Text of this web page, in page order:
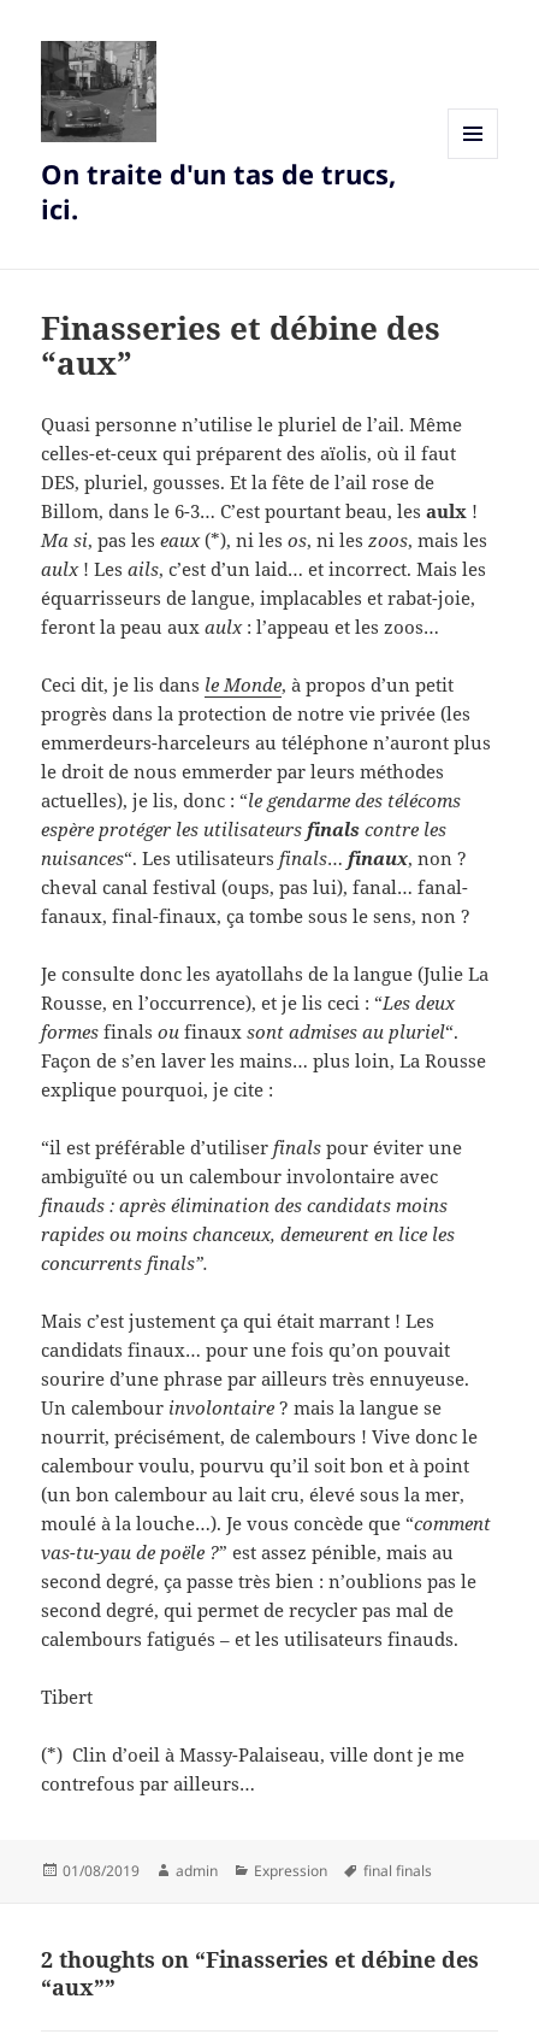
On traite d'un tas de trucs,
ici.
Finasseries et débine des
“aux”
Quasi personne n’utilise le pluriel de l’ail. Même
celles-et-ceux qui préparent des aïolis, où il faut
DES, pluriel, gousses. Et la fête de l’ail rose de
Billom, dans le 6-3… C’est pourtant beau, lesaulx !
Ma si, pas leseaux(*), ni lesos, ni leszoos, mais les
aulx! Lesails, c’est d’un laid… et incorrect. Mais les
équarrisseurs de langue, implacables et rabat-joie,
feront la peau auxaulx: l’appeau et les zoos…
Ceci dit, je lis dans le Monde, à propos d’un petit
progrès dans la protection de notre vie privée (les
emmerdeurs-harceleurs au téléphone n’auront plus
le droit de nous emmerder par leurs méthodes
actuelles), je lis, donc : “le gendarme des télécoms
espère protéger les utilisateursfinals contre les
nuisances“. Les utilisateursfinals…finaux, non ?
cheval canal festival (oups, pas lui), fanal… fanal-
fanaux, final-finaux, ça tombe sous le sens, non ?
Je consulte donc les ayatollahs de la langue (Julie La
Rousse, en l’occurrence), et je lis ceci : “Les deux
formesfinalsoufinauxsont admises au pluriel“.
Façon de s’en laver les mains… plus loin, La Rousse
explique pourquoi, je cite :
“il est préférable d’utiliserfinals pour éviter une
ambiguïté ou un calembour involontaire avec
finauds : après élimination des candidats moins
rapides ou moins chanceux, demeurent en lice les
concurrents finals”.
Mais c’est justement ça qui était marrant ! Les
candidats finaux… pour une fois qu’on pouvait
sourire d’une phrase par ailleurs très ennuyeuse.
Un calembour involontaire ? mais la langue se
nourrit, précisément, de calembours ! Vive donc le
calembour voulu, pourvu qu’il soit bon et à point
(un bon calembour au lait cru, élevé sous la mer,
moulé à la louche…). Je vous concède que “comment
vas-tu-yau de poële ?” est assez pénible, mais au
second degré, ça passe très bien : n’oublions pas le
second degré, qui permet de recycler pas mal de
calembours fatigués – et les utilisateurs finauds.
Tibert
(*) Clin d’oeil à Massy-Palaiseau, ville dont je me
contrefous par ailleurs…
Posted
01/08/2019 Author
admin Categories
Expression Tags
final finals
2 thoughts on “Finasseries et débine des
“aux””